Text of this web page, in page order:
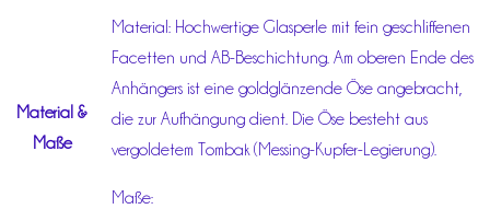
Material &
Maße
Material: Hochwertige Glasperle mit fein geschliffenen
Facetten und AB-Beschichtung. Am oberen Ende des
Anhängers ist eine goldglänzende Öse angebracht,
die zur Aufhängung dient. Die Öse besteht aus
vergoldetem Tombak (Messing-Kupfer-Legierung).
Maße: